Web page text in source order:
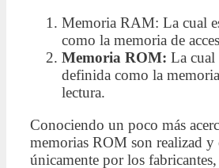
Memoria RAM: La cual
como la memoria de
Memoria ROM: La cual
definida como la
lectura.
Conociendo un poco más
memorias ROM son realizad y
únicamente por los